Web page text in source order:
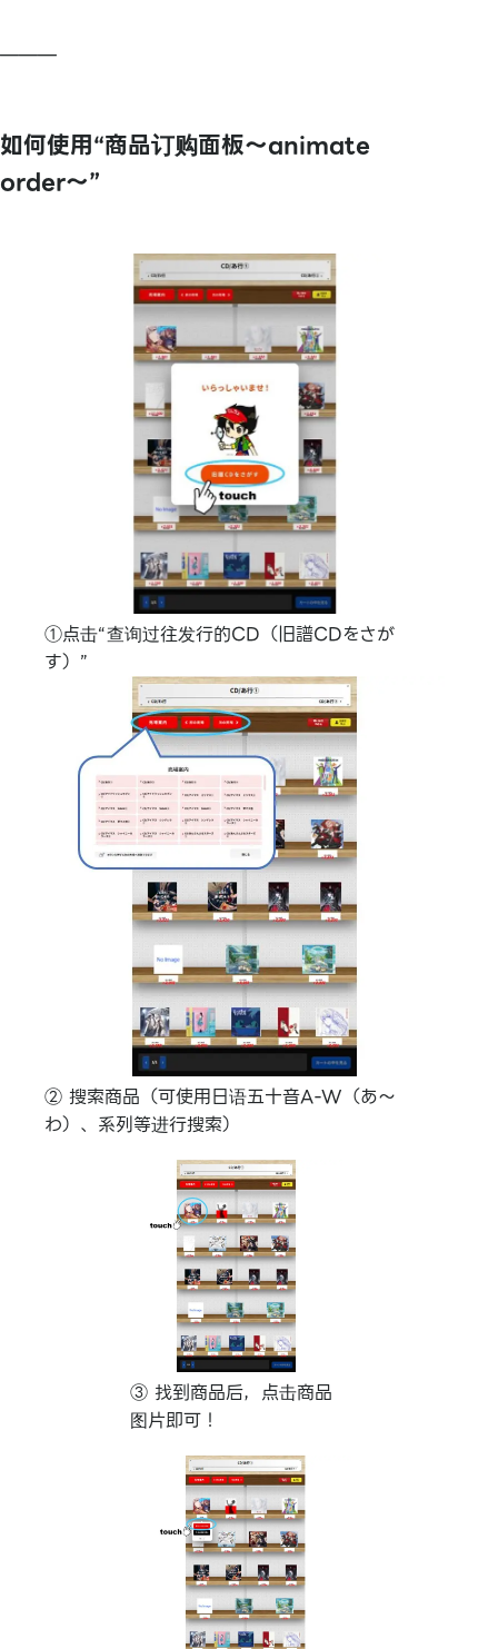
———
如何使用“商品订购面板〜animate
order〜”
①点击“查询过往发行的CD（旧譜CDをさが
す）”
② 搜索商品（可使用日语五十音A-W（あ〜
わ）、系列等进行搜索）
③ 找到商品后，点击商品
图片即可！